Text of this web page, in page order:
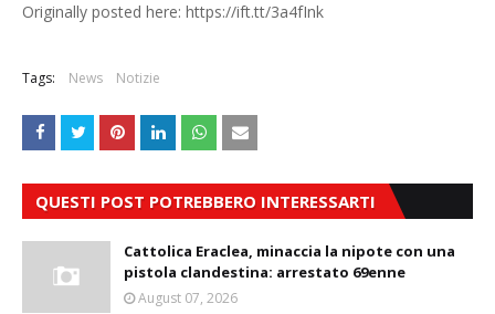
Originally posted here: https://ift.tt/3a4fInk
Tags: News Notizie
QUESTI POST POTREBBERO INTERESSARTI
Cattolica Eraclea, minaccia la nipote con una
pistola clandestina: arrestato 69enne
August 07, 2026